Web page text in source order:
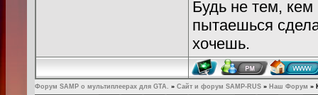
Будь не тем, кем
пытаешься
хочешь.
Форум SAMP о мультиплеерах для GTA. » Сайт и форум SAMP-RUS » Наш Форум »